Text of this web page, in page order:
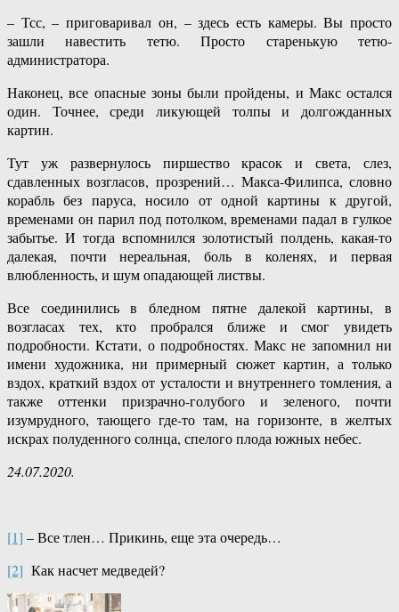
– Тсс, – приговаривал он, – здесь есть камеры. Вы просто
зашли навестить тетю. Просто старенькую тетю-
администратора.
Наконец, все опасные зоны были пройдены, и Макс остался
один. Точнее, среди ликующей толпы и долгожданных
картин.
Тут уж развернулось пиршество красок и света, слез,
сдавленных возгласов, прозрений… Макса-Филипса, словно
корабль без паруса, носило от одной картины к другой,
временами он парил под потолком, временами падал в гулкое
забытье. И тогда вспомнился золотистый полдень, какая-то
далекая, почти нереальная, боль в коленях, и первая
влюбленность, и шум опадающей листвы.
Все соединились в бледном пятне далекой картины, в
возгласах тех, кто пробрался ближе и смог увидеть
подробности. Кстати, о подробностях. Макс не запомнил ни
имени художника, ни примерный сюжет картин, а только
вздох, краткий вздох от усталости и внутреннего томления, а
также оттенки призрачно-голубого и зеленого, почти
изумрудного, тающего где-то там, на горизонте, в желтых
искрах полуденного солнца, спелого плода южных небес.
24.07.2020.
[1] – Все тлен… Прикинь, еще эта очередь…
[2] Как насчет медведей?